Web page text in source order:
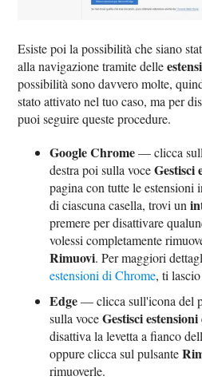
Esiste poi la possibilità che siano
alla navigazione tramite delle
possibilità sono davvero molte,
stato attivato nel tuo caso, ma per
puoi seguire queste procedure.
Google Chrome— clicca
destra poi sulla voceGestisci
pagina con tutte le estensioni
di ciascuna casella, trovi un
premere per disattivare
volessi completamente
Rimuovi. Per maggiori
estensioni di Chrome, ti
Edge— clicca sull'icona del
sulla voceGestisci estensioni
disattiva la levetta a fianco
oppure clicca sul pulsante
rimuoverle.